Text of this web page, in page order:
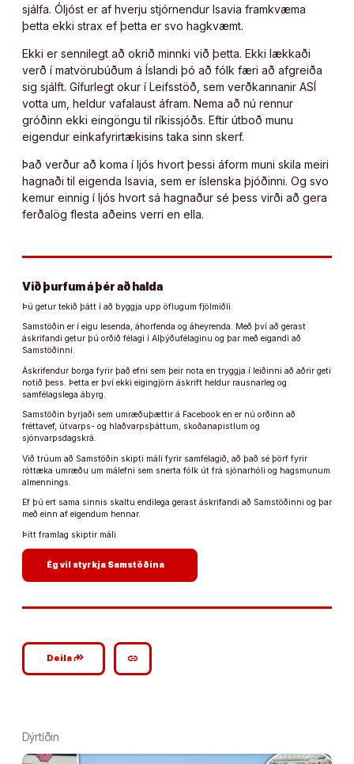
sjálfa. Óljóst er af hverju stjórnendur Isavia framkvæma
þetta ekki strax ef þetta er svo hagkvæmt.
Ekki er sennilegt að okrið minnki við þetta. Ekki lækkaði
verð í matvörubúðum á Íslandi þó að fólk færi að afgreiða
sig sjálft. Gífurlegt okur í Leifsstöð, sem verðkannanir ASÍ
votta um, heldur vafalaust áfram. Nema að nú rennur
gróðinn ekki eingöngu til ríkissjóðs. Eftir útboð munu
eigendur einkafyrirtækisins taka sinn skerf.
Það verður að koma í ljós hvort þessi áform muni skila meiri
hagnaði til eigenda Isavia, sem er íslenska þjóðinni. Og svo
kemur einnig í ljós hvort sá hagnaður sé þess virði að gera
ferðalög flesta aðeins verri en ella.
Við þurfum á þér að halda
Þú getur tekið þátt í að byggja upp öflugum fjölmiðli.
Samstöðin er í eigu lesenda, áhorfenda og áheyrenda. Með því að gerast
áskrifandi getur þú orðið félagi í Alþýðufélaginu og þar með eigandi að
Samstöðinni.
Áskrifendur borga fyrir það efni sem þeir nota en tryggja í leiðinni að aðrir geti
notið þess. Þetta er því ekki eigingjörn áskrift heldur rausnarleg og
samfélagslega ábyrg.
Samstöðin byrjaði sem umræðuþættir á Facebook en er nú orðinn að
fréttavef, útvarps- og hlaðvarpsþáttum, skoðanapistlum og
sjónvarpsdagskrá.
Við trúum að Samstöðin skipti máli fyrir samfélagið, að það sé þörf fyrir
róttæka umræðu um málefni sem snerta fólk út frá sjónarhóli og hagsmunum
almennings.
Ef þú ert sama sinnis skaltu endilega gerast áskrifandi að Samstöðinni og þar
með einn af eigendum hennar.
Þitt framlag skiptir máli.
Ég vil styrkja Samstöðina
Deilagoogle_plus_reshare link
Dýrtíðin